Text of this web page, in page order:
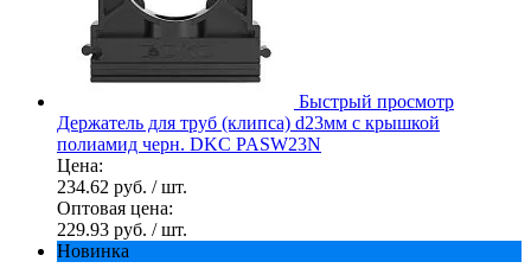
Быстрый просмотр
Держатель для труб (клипса) d23мм с крышкой
полиамид черн. DKC PASW23N
Цена:
234.62 руб. / шт.
Оптовая цена:
229.93 руб. / шт.
Новинка